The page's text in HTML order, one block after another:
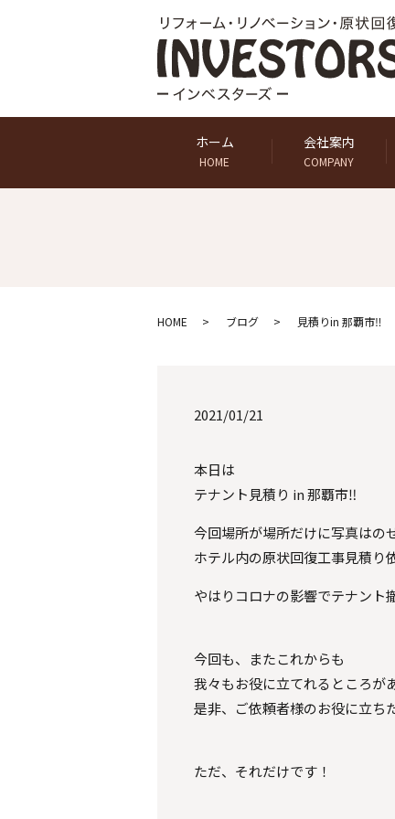
ホーム
HOME
会社案内
COMPANY
HOME ブログ 見積りin 那覇市‼️
2021/01/21
本日は
テナント見積り in 那覇市‼️
今回場所が場所だけに写真はの
ホテル内の原状回復工事見積り
やはりコロナの影響でテナント
今回も、またこれからも
我々もお役に立てれるところが
是非、ご依頼者様のお役に立ち
ただ、それだけです！